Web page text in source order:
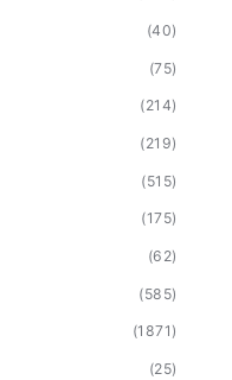
(40)
(75)
(214)
(219)
(515)
(175)
(62)
(585)
(1871)
(25)